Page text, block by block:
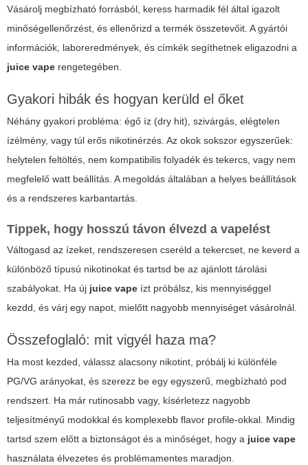
Vásárolj megbízható forrásból, keress harmadik fél által igazolt
minőségellenőrzést, és ellenőrizd a termék összetevőit. A gyártói
információk, laboreredmények, és címkék segíthetnek eligazodni a
juice vape rengetegében.
Gyakori hibák és hogyan kerüld el őket
Néhány gyakori probléma: égő íz (dry hit), szivárgás, elégtelen
ízélmény, vagy túl erős nikotinérzés. Az okok sokszor egyszerűek:
helytelen feltöltés, nem kompatibilis folyadék és tekercs, vagy nem
megfelelő watt beállítás. A megoldás általában a helyes beállítások
és a rendszeres karbantartás.
Tippek, hogy hosszú távon élvezd a vapelést
Váltogasd az ízeket, rendszeresen cseréld a tekercset, ne keverd a
különböző típusú nikotinokat és tartsd be az ajánlott tárolási
szabályokat. Ha új juice vape ízt próbálsz, kis mennyiséggel
kezdd, és várj egy napot, mielőtt nagyobb mennyiséget vásárolnál.
Összefoglaló: mit vigyél haza ma?
Ha most kezded, válassz alacsony nikotint, próbálj ki különféle
PG/VG arányokat, és szerezz be egy egyszerű, megbízható pod
rendszert. Ha már rutinosabb vagy, kísérletezz nagyobb
teljesítményű modokkal és komplexebb flavor profile-okkal. Mindig
tartsd szem előtt a biztonságot és a minőséget, hogy a juice vape
használata élvezetes és problémamentes maradjon.